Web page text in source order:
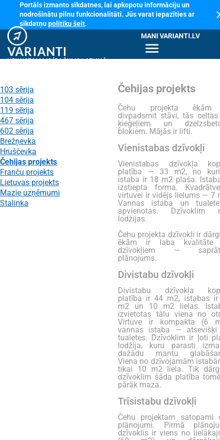
Portāls izmanto sīkdatnes, lai apkopotu informāciju un
nodrošinātu pilnu funkcionalitāti. Jūs varat iepazīties ar
sīkdatņupolitiku šeit.
VARIANTI
NEKUSTAMAIS ĪPAŠUMS LATVIJĀ
MANI VARIANTI.LV
menu
103 sērija
104 sērija
119 sērija
467 sērija
602 sērija
Brežņevka
Hruščevka
Čehijas projekts
Franču projekts
Lietuvas projekts
Mazie uzņēmumi
Stalinka
Čehijas projekts
Čehu projekta
divpadsmit stāvi, tās
ķieģeļiem un
blokiem. Mājās ir lifti.
Vienistabas dzīvokļi
Vienistabas dzīvokļa
platība — 33 m2, no
istaba ir 18 m2 plaša.
izstiepta forma.
virtuvei ir vidējs lielums — 7
Vannas istaba un
apvienotas. Dzīvoklim
lodžijas.
Čehu projekta dzīvokļi ir
ēkām ir laba kvalitāte
dzīvokļiem —
plānojums.
Divistabu dzīvokļi
Divistabu dzīvokļa
platība ir 44 m2, istabas
m2 un 10 m2 lielas.
izvietotas tālu viena no
Virtuve ir kompakta (6
vannas istaba — atsevišķi
tualetes. Dzīvoklim ir ļoti
lodžija, kuru parasti
dažādu mantu
Viena no dzīvojamām
tikai 10 m2 liela. Tik
dzīvoklim šāda platība
pārāk maza.
Trīsistabu dzīvokļi
Čehu projektam satopami
plānojumi. Pirmā
dzīvoklis ir viens no